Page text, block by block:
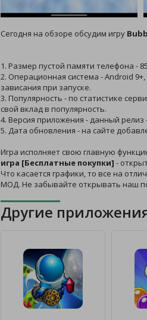
Сегодня на обзоре обсудим игру
1. Размер пустой памяти телефона -
2. Операционная система - Android
зависания при запуске.
3. Популярность - по статистике
свой вклад в популярность.
4. Версия приложения - данный
5. Дата обновления - на сайте
Игра исполняет свою главную
игра [Бесплатные покупки] -
Что касается графики, то все на
МОД. Не забывайте открывать наш
Другие